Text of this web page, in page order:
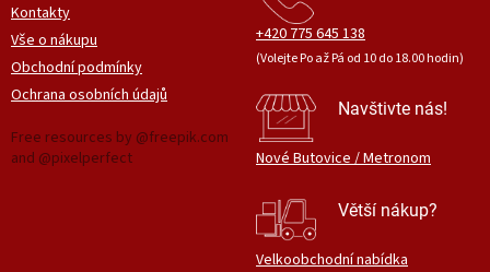
Kontakty
Vše o nákupu
Obchodní podmínky
Ochrana osobních údajů
Free resources by @freepik.com
and @pixelperfect
+420 775 645 138
(Volejte Po až Pá od 10 do 18.00 hodin)
Navštivte nás!
Nové Butovice / Metronom
Větší nákup?
Velkoobchodní nabídka